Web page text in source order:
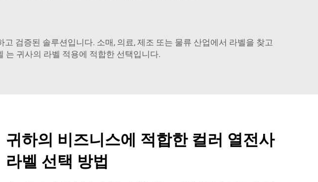
검증된 솔루션입니다. 소매, 의료, 제조 또는 물류 산업에서 라벨을 찾고
는 귀사의 라벨 적용에 적합한 선택입니다.
귀하의 비즈니스에 적합한 컬러 열전사
라벨 선택 방법